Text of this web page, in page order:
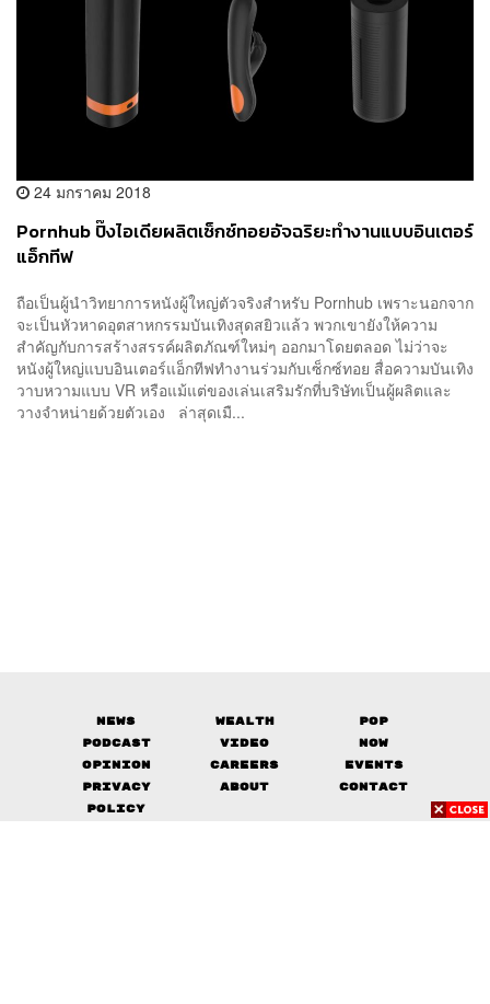
24 มกราคม 2018
Pornhub ปิ๊งไอเดียผลิตเซ็กซ์ทอยอัจฉริยะทำงานแบบอินเตอร์
แอ็กทีฟ
ถือเป็นผู้นำวิทยาการหนังผู้ใหญ่ตัวจริงสำหรับ Pornhub เพราะนอกจาก
จะเป็นหัวหาดอุตสาหกรรมบันเทิงสุดสยิวแล้ว ​พวกเขายังให้ความ
สำคัญกับการสร้างสรรค์ผลิตภัณฑ์ใหม่ๆ ออกมาโดยตลอด ไม่ว่าจะ
หนังผู้ใหญ่แบบอินเตอร์แอ็กทีฟทำงานร่วมกับเซ็กซ์ทอย สื่อความบันเทิง
วาบหวามแบบ VR หรือแม้แต่ของเล่นเสริมรักที่บริษัทเป็นผู้ผลิตและ
วางจำหน่ายด้วยตัวเอง ล่าสุดเมื...
News Wealth
Pop
Podcast
Video
Now
Opinion
Careers
Events
Privacy
Policy
About Contact